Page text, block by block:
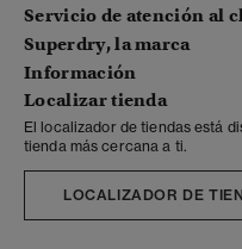
Servicio de atención al
Superdry, la marca
Información
Localizar tienda
El localizador de tiendas está
tienda más cercana a ti.
LOCALIZADOR DE